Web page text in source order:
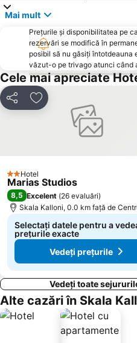
Mai mult
Prețurile și disponibilitatea pe
rezervări se modifică în
posibil să nu găsiți întotdeauna
văzut-o pe trivago atunci când
Cele mai apreciate
DistribuițiAdăugaţi la favorite
2 Stele
Hotel
Marias Studios
8,5 Excelent (26 evaluări)
Skala Kalloni, 0.0 km faţă de
Selectați datele pentru a
prețurile exacte
Vedeți prețurile
Vedeți toate
Alte cazări în Skala